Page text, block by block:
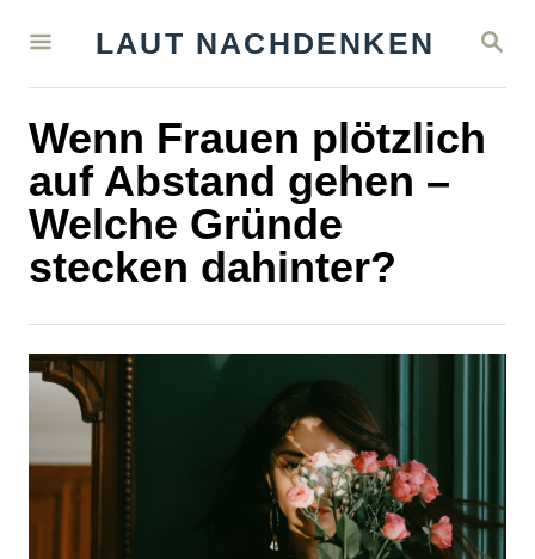
S
A
C
LAUT NACHDENKEN
Wenn Frauen plötzlich
auf Abstand gehen –
Welche Gründe
stecken dahinter?